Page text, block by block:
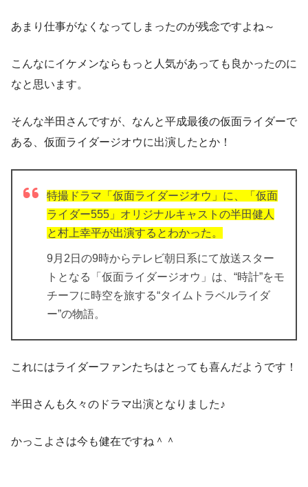
あまり仕事がなくなってしまったのが残念ですよね～
こんなにイケメンならもっと人気があっても良かったのに
なと思います。
そんな半田さんですが、なんと平成最後の仮面ライダーで
ある、仮面ライダージオウに出演したとか！
特撮ドラマ「仮面ライダージオウ」に、「仮面
ライダー555」オリジナルキャストの半田健人
と村上幸平が出演するとわかった。
9月2日の9時からテレビ朝日系にて放送スター
トとなる「仮面ライダージオウ」は、“時計”をモ
チーフに時空を旅する“タイムトラベルライダ
ー”の物語。
これにはライダーファンたちはとっても喜んだようです！
半田さんも久々のドラマ出演となりました♪
かっこよさは今も健在ですね＾＾